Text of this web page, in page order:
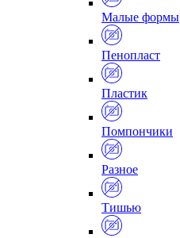
Малые формы
Пенопласт
Пластик
Помпончики
Разное
Тишью